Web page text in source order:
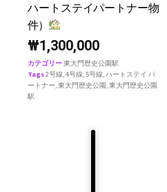
ハートステイパートナー物
件）
₩1,300,000
カテゴリー東大門歴史公園駅
Tags2号線,4号線, 5号線,ハートステイ パ
ートナー,東大門歴史公園,東大門歴史公園
駅